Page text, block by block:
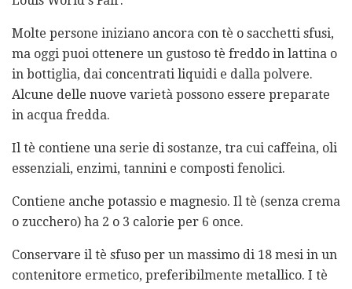
Molte persone iniziano ancora con tè o sacchetti sfusi,
ma oggi puoi ottenere un gustoso tè freddo in lattina o
in bottiglia, dai concentrati liquidi e dalla polvere.
Alcune delle nuove varietà possono essere preparate
in acqua fredda.
Il tè contiene una serie di sostanze, tra cui caffeina, oli
essenziali, enzimi, tannini e composti fenolici.
Contiene anche potassio e magnesio. Il tè (senza crema
o zucchero) ha 2 o 3 calorie per 6 once.
Conservare il tè sfuso per un massimo di 18 mesi in un
contenitore ermetico, preferibilmente metallico. I tè